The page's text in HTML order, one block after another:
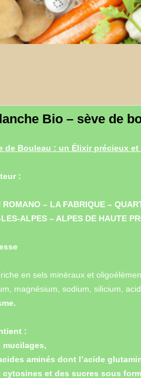
LEGUMES – CONTRATS
OEUFS – EARL BIODELICE -C
CRAU
Bio – sève de
de Bouleau : un Élixir précieux
:
ROMANO – LA FABRIQUE –
ALPES – ALPES DE HAUTE
en sels minéraux et
magnésium, sodium, silicium,
:
mucilages,
aminés dont l’acide
cytosines et des sucres sous